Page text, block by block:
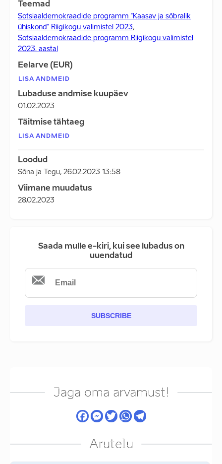
Teemad
Sotsiaaldemokraadide programm "Kaasav ja sõbralik
ühiskond" Riigikogu valimistel 2023,
Sotsiaaldemokraadide programm Riigikogu valimistel
2023. aastal
Eelarve (EUR)
LISA ANDMEID
Lubaduse andmise kuupäev
01.02.2023
Täitmise tähtaeg
LISA ANDMEID
Loodud
Sõna ja Tegu, 26.02.2023 13:58
Viimane muudatus
28.02.2023
Saada mulle e-kiri, kui see lubadus on
uuendatud
SUBSCRIBE
Jaga oma arvamust!
Arutelu